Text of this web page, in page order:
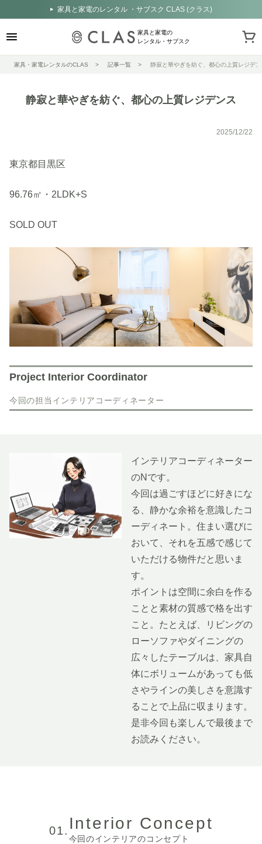
家具と家電のレンタル ・サブスク CLAS (クラス)
家具と家電の
レンタル・サブスク
家具・家電レンタルのCLAS 記事一覧 静寂と華やぎを紡ぐ、都心の上質レジデ
静寂と華やぎを紡ぐ、都心の上質レジデンス
2025/12/22
東京都目黒区
96.76㎡・2LDK+S
SOLD OUT
Project Interior Coordinator
今回の担当インテリアコーディネーター
インテリアコーディネーター
のNです。
今回は過ごすほどに好きにな
る、静かな余裕を意識したコ
ーディネート。住まい選びに
おいて、それを五感で感じて
いただける物件だと思いま
す。
ポイントは空間に余白を作る
ことと素材の質感で格を出す
こと。たとえば、リビングの
ローソファやダイニングの
広々したテーブルは、家具自
体にボリュームがあっても低
さやラインの美しさを意識す
ることで上品に収まります。
是非今回も楽しんで最後まで
お読みください。
01. Interior Concept
今回のインテリアのコンセプト